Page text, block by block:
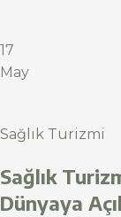
17
May
Sağlık Turizmi
Sağlık
Dünyaya